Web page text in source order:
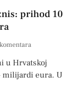
prihod 10
u Hrvatskoj
milijardi eura. U